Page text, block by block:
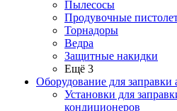
Пылесосы
Продувочные
Торнадоры
Ведра
Защитные накидки
Ещё 3
Оборудование для заправки
Установки для
кондиционеров